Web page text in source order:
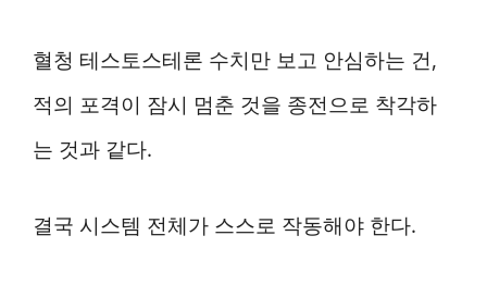
혈청 테스토스테론 수치만 보고 안심하는 건,
적의 포격이 잠시 멈춘 것을 종전으로 착각하
는 것과 같다.
결국 시스템 전체가 스스로 작동해야 한다.